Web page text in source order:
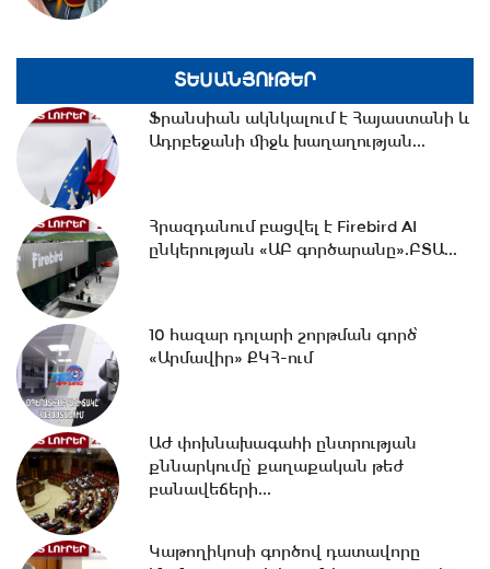
14:14 -10 հազար դոլարի շորթման գործ՝
«Արմավիր» ՔԿՀ-ում
13:35 -Ռուսաստանը բալիստիկ
հրթիռներով հարձակվել է Կիևի վրա․
13:20 -ԵՄ գլխավոր դիվանագետ Կայա
Կալասը հայտարարել է Ռուսաստանի...
13:01 -
Ինչպես են ձերբակալում Արգամ
Աբրահամյանին. ՔԿ-ն կադրեր է...
ՏԵՍԱՆՅՈՒԹԵՐ
Ֆրանսիան ակնկալում է Հայաստանի և
Ադրբեջանի միջև խաղաղության...
Հրազդանում բացվել է Firebird AI
ընկերության «ԱԲ գործարանը».ԲՏԱ...
10 հազար դոլարի շորթման գործ՝
«Արմավիր» ՔԿՀ-ում
ԱԺ փոխնախագահի ընտրության
քննարկումը՝ քաղաքական թեժ
բանավեճերի...
Կաթողիկոսի գործով դատավորը